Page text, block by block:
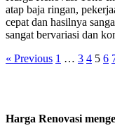
atap baja ringan,
cepat dan hasilnya
sangat bervariasi dan
« Previous 1 … 3 4 5 6
Harga Renovasi